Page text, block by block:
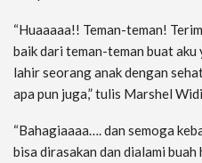
“Huaaaaa!! Teman-teman!
baik dari teman-teman buat aku
lahir seorang anak dengan
apa pun juga,” tulis Marshel
“Bahagiaaaa…. dan semoga
bisa dirasakan dan dialami